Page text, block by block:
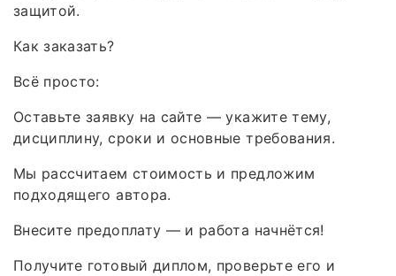
защитой.
Как заказать?
Всё просто:
Оставьте заявку на сайте — укажите тему,
дисциплину, сроки и основные требования.
Мы рассчитаем стоимость и предложим
подходящего автора.
Внесите предоплату — и работа начнётся!
Получите готовый диплом, проверьте его и